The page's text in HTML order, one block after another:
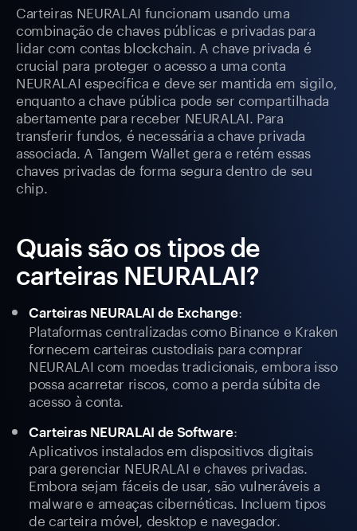
Carteiras NEURALAI funcionam usando uma
combinação de chaves públicas e privadas para
lidar com contas blockchain. A chave privada é
crucial para proteger o acesso a uma conta
NEURALAI específica e deve ser mantida em sigilo,
enquanto a chave pública pode ser compartilhada
abertamente para receber NEURALAI. Para
transferir fundos, é necessária a chave privada
associada. A Tangem Wallet gera e retém essas
chaves privadas de forma segura dentro de seu
chip.
Quais são os tipos de
carteiras NEURALAI?
Carteiras NEURALAI de Exchange:
Plataformas centralizadas como Binance e Kraken
fornecem carteiras custodiais para comprar
NEURALAI com moedas tradicionais, embora isso
possa acarretar riscos, como a perda súbita de
acesso à conta.
Carteiras NEURALAI de Software:
Aplicativos instalados em dispositivos digitais
para gerenciar NEURALAI e chaves privadas.
Embora sejam fáceis de usar, são vulneráveis a
malware e ameaças cibernéticas. Incluem tipos
de carteira móvel, desktop e navegador.